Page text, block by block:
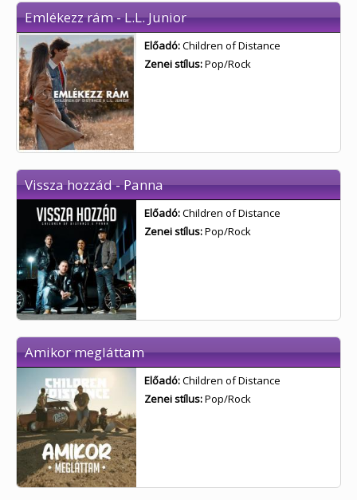
Emlékezz rám - L.L. Junior
Előadó:Children of Distance
Zenei stílus:Pop/Rock
Vissza hozzád - Panna
Előadó:Children of Distance
Zenei stílus:Pop/Rock
Amikor megláttam
Előadó:Children of Distance
Zenei stílus:Pop/Rock